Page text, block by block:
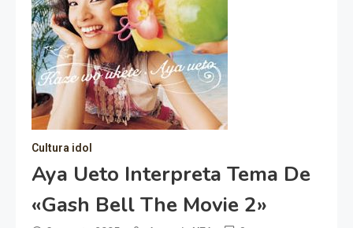
Cultura idol
Aya Ueto Interpreta Tema De
«Gash Bell The Movie 2»